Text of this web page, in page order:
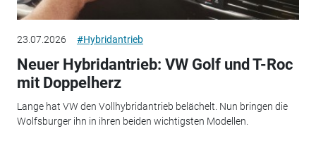
23.07.2026 #Hybridantrieb
Neuer Hybridantrieb: VW Golf und T-Roc
mit Doppelherz
Lange hat VW den Vollhybridantrieb belächelt. Nun bringen die
Wolfsburger ihn in ihren beiden wichtigsten Modellen.